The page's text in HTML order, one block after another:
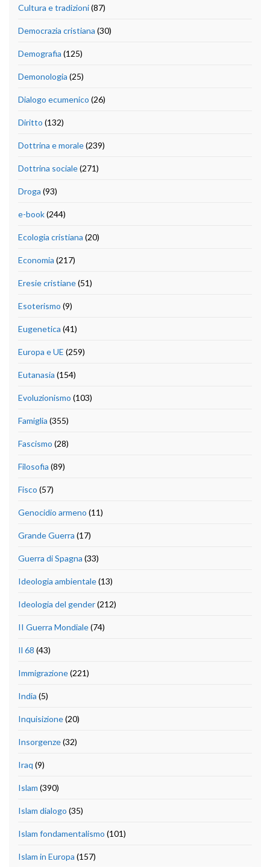
Cultura e tradizioni(87)
Democrazia cristiana (30)
Demografia (125)
Demonologia (25)
Dialogo ecumenico (26)
Diritto (132)
Dottrina e morale(239)
Dottrina sociale(271)
Droga (93)
e-book(244)
Ecologia cristiana (20)
Economia (217)
Eresie cristiane(51)
Esoterismo (9)
Eugenetica (41)
Europa e UE (259)
Eutanasia (154)
Evoluzionismo (103)
Famiglia (355)
Fascismo (28)
Filosofia (89)
Fisco (57)
Genocidio armeno (11)
Grande Guerra (17)
Guerra di Spagna (33)
Ideologia ambientale(13)
Ideologia del gender(212)
II Guerra Mondiale(74)
Il 68 (43)
Immigrazione(221)
India (5)
Inquisizione(20)
Insorgenze(32)
Iraq (9)
Islam (390)
Islam dialogo (35)
Islam fondamentalismo (101)
Islam in Europa (157)